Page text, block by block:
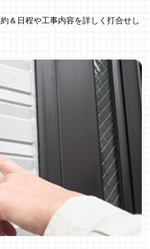
＆日程や工事内容を詳しく打合せし